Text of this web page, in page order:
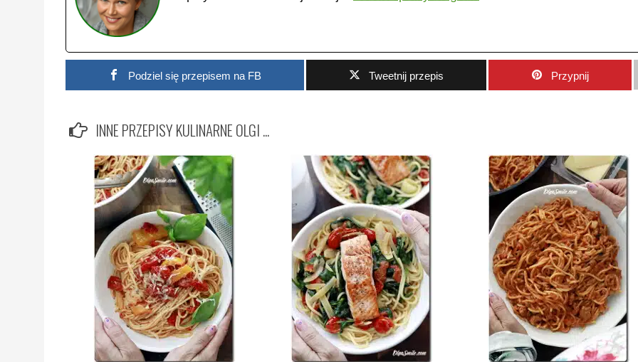
Podziel się przepisem na FB Tweetnij przepis Przypnij
INNE PRZEPISY KULINARNE OLGI ...